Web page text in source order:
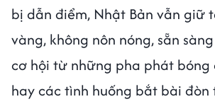
bị dẫn điểm, Nhật Bản vẫn giữ
vàng, không nôn nóng, sẵn
cơ hội từ những pha phát bóng
hay các tình huống bắt bài đòn